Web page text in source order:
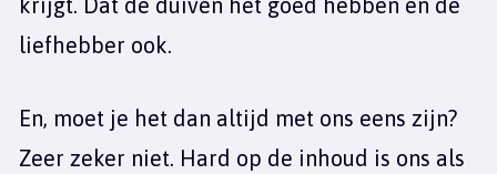
liefhebber ook.
En, moet je het dan altijd met ons eens zijn?
Zeer zeker niet. Hard op de inhoud is ons als